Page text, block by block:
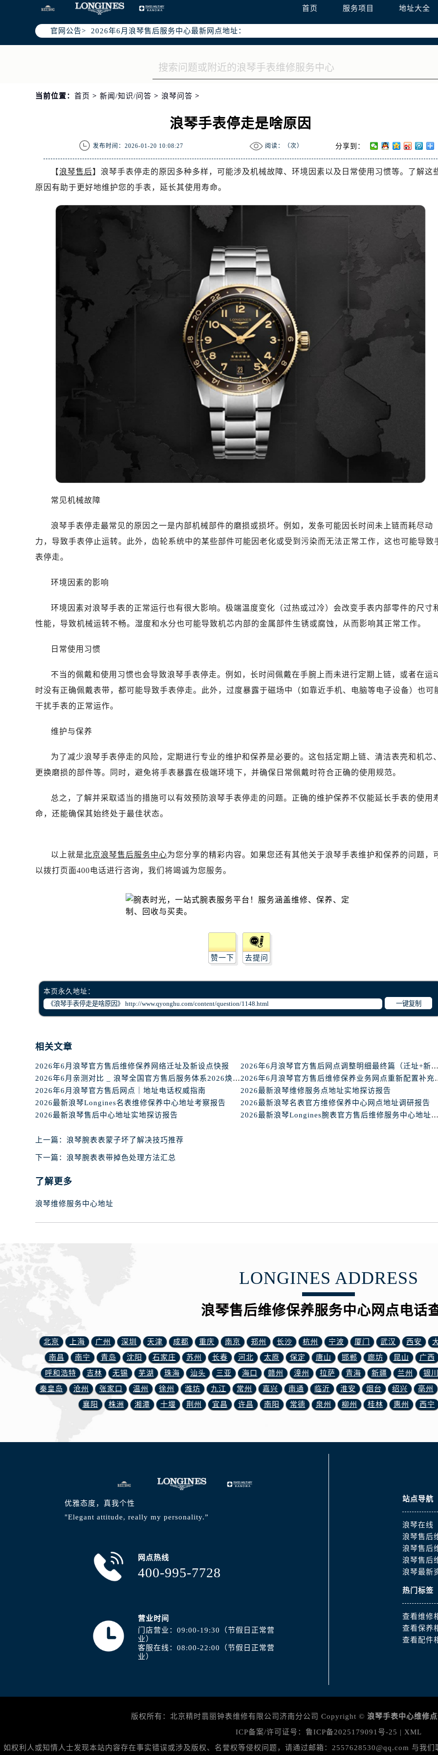
首页 服务项目 地址大全
官网公告>
2026年6月浪琴中国区售后服务网络优化升级公告
2026年6月浪琴全国官方售后客户服务热线：400-995-7728
2026年6月浪琴售后服务中心最新网点地址：
北京市东城区东长安街1号东方广场写字楼W3座6层602室（需提前预约）
天津市和平区赤峰道136号天津国际金融中心写字楼26层2603室（需提前预约）
上海市黄浦区南京东路299号宏伊国际广场写字楼8层806室（需提前预约）
常州市新北区龙锦路1590号现代传媒中心写字楼5号楼10层1008室（需提前预约）
徐州市鼓楼区淮海东路29号苏宁广场IFC国际金融中心写字楼35层3508室（需提前预约）
盐城市盐都区世纪大道5号盐城金融城写字楼1号楼16层1604室（需提前预约）
泰州市海陵区永定东路399号置地商务中心东塔写字楼（华润万象城）17层1706室（需提前预约）
杭州市上城区钱江路1366号华润大厦写字楼A座5层503-5室（需提前预约）
金华市金东区东市南街777号金华万达广场写字楼4号楼22层2209室（需提前预约）
嘉兴市南湖区广益路705号嘉兴世界贸易中心写字楼A座13层1304室（需提前预约）
南昌市红谷滩新区红谷中大道998号绿地双子塔（中央广场）A1座办公楼14层07室（需提前预约）
济南市历下区经十路11111号华润中心写字楼（万象城）15层1508室（需提前预约）
广州市天河区天河路230号万菱汇国际中心写字楼A塔7层704室（需提前预约）
广州市越秀区环市东路371-375号世界贸易中心大厦南塔写字楼15层07室（需提前预约）
深圳市罗湖区深南东路5001号华润大厦写字楼17层1701室（需提前预约）
惠州市惠城区江北文昌一路7号华贸大厦写字楼1座30层05室（需提前预约）
厦门市思明区湖滨东路95号华润大厦写字楼B座11层1104室（需提前预约）
成都市锦江区人民东路6号SAC东原中心写字楼24层2406B室（需提前预约）
重庆市江北区观音桥步行街2号融恒时代广场写字楼9层902室（需提前预约）
长沙市芙蓉区定王台街道建湘路393号世茂环球金融中心写字楼（芙蓉广场）10层13室（需提前预约）
郑州市二七区铭功路10号华润大厦写字楼29层2905室（需提前预约）
太原市迎泽区解放路15号亨得利名表服务中心（品牌授权店）3层整层（需提前预约）
沈阳市沈河区中街路137号亨得利名表服务中心（品牌授权店）1层整层（需提前预约）
沈阳市沈河区中街路83号亨得利名表服务中心（品牌授权店）1层整层（需提前预约）
乌鲁木齐市天山区红山路26号时代广场（CCMALL）C座17层17-B（需提前预约）
温州市鹿城区锦绣路1067号置信广场10层1015室（需提前预约）
大连市中山区人民路15号国际金融大厦7层G室（需提前预约）
佛山市禅城区季华五路57号万科金融中心C座12层1205室（需提前预约）
无锡市梁溪区人民中路139号恒隆广场写字楼1座11层1104室（需提前预约）
南通市崇川区工农路57号圆融广场写字楼16层1603室（需提前预约）
南宁市青秀区金湖路59号地王大厦12楼1224室（需提前预约）
泉州市丰泽区宝洲路729号浦西万达中心写字楼A座7楼709室（需提前预约）
青岛市南区山东路6号华润大厦B座22层04室（需提前预约）
长春市朝阳区西安大路727号中银大厦A座(旺进大厦)18层09室（需提前预约）
昆明市盘龙区北京路928号同德昆明广场写字楼10层06室（需提前预约）
石家庄市长安区中山东路39号勒泰中心写字楼B座13层07室（需提前预约）
西安市碑林区南关正街88号华侨城长安国际中心E座6楼10室（需提前预约）
唐山市路南区新华东道100号万达广场写字楼A座10层1002室（需提前预约）
黑龙江省大庆市萨尔图区会战大街浪琴售后服务中心（需提前预约）
黑龙江省鹤岗市向阳区红军路浪琴售后服务中心（需提前预约）
黑龙江省鸡西市鸡冠区红军路浪琴售后服务中心（需提前预约）
黑龙江省佳木斯市向阳区长安路浪琴售后服务中心（需提前预约）
黑龙江省齐齐哈尔市龙沙区龙华路浪琴售后服务中心（需提前预约）
黑龙江省双鸭山市尖山区新兴大街浪琴售后服务中心（需提前预约）
黑龙江省伊春市伊美区通河路浪琴售后服务中心（需提前预约）
吉林省白城市洮北区明仁南街浪琴售后服务中心（需提前预约）
吉林省吉林市船营区河南街浪琴售后服务中心（需提前预约）
吉林省辽源市龙山区人民大街浪琴售后服务中心（需提前预约）
吉林省梅河口市新华街道梅河大街浪琴售后服务中心（需提前预约）
吉林省通化市东昌区环通乡江南大街浪琴售后服务中心（需提前预约）
吉林省延边市延吉市解放路浪琴售后服务中心（需提前预约）
辽宁省丹东市振兴区七经街浪琴售后服务中心（需提前预约）
辽宁省抚顺市新抚区东一路浪琴售后服务中心（需提前预约）
辽宁省阜新市海州区解放大街浪琴售后服务中心（需提前预约）
辽宁省葫芦岛市连山区中央路浪琴售后服务中心（需提前预约）
辽宁省辽阳市白塔区新运大街浪琴售后服务中心（需提前预约）
辽宁省盘锦市兴隆台区石油大街浪琴售后服务中心（需提前预约）
北京市朝阳区建国门外大街甲6号华熙国际中心D座11层1102室浪琴售后服务中心（需提前预约）
内蒙古自治区巴彦淖尔市临河区新华街浪琴售后服务中心（需提前预约）
内蒙古自治区包头市青山区幸福路甲3号王府井百货名表维修浪琴售后服务中心（需提前预约）
内蒙古自治区赤峰市红山区哈达街浪琴售后服务中心（需提前预约）
内蒙古自治区通辽市科尔沁区明仁大街浪琴售后服务中心（需提前预约）
内蒙古自治区乌海市海勃湾区人民南路浪琴售后服务中心（需提前预约）
内蒙古自治区乌兰察布市集宁区恩和大街浪琴售后服务中心（需提前预约）
内蒙古自治区锡林郭勒盟市锡林浩特市光明街与额尔敦路交叉口浪琴售后服务中心（需提前预约）
内蒙古自治区兴安盟市乌兰浩特市兴安大街浪琴售后服务中心（需提前预约）
山西省晋中市榆次区顺城街浪琴售后服务中心（需提前预约）
山西省朔州市朔城区怡西路与鄯阳西街交汇处浪琴售后服务中心（需提前预约）
山西省忻州市忻府区和平东街与七一南路交叉口浪琴售后服务中心（需提前预约）
山西省太原市迎泽区迎泽街道解放路15号亨得利名表维修授权店3楼浪琴售后服务中心（需提前预约
天津市和平区赤峰道136号天津国际金融中心26层2603室浪琴售后服务中心（需提前预约）
安徽省安庆市迎江区人民路浪琴售后服务中心（需提前预约）
安徽省池州市贵池区长江路浪琴售后服务中心（需提前预约）
安徽省滁州市琅琊区南谯北路浪琴售后服务中心（需提前预约）
安徽省阜阳市颍州区颍州北路浪琴售后服务中心（需提前预约）
安徽省淮北市相山区淮海路浪琴售后服务中心（需提前预约）
安徽省马鞍山市雨山区湖南西路浪琴售后服务中心（需提前预约）
安徽省宿州市埇桥区人民中路浪琴售后服务中心（需提前预约）
安徽省铜陵市铜官区石城大道浪琴售后服务中心（需提前预约）
当前位置： 首页 > 新闻/知识/问答 > 浪琴问答 >
浪琴手表停走是啥原因
发布时间：2026-01-20 10:08:27 阅读：（次） 分享到：
【浪琴售后】浪琴手表停走的原因多种多样，可能涉及机械故障、环境因素以及日常使用习惯等。了解这
原因有助于更好地维护您的手表，延长其使用寿命。
常见机械故障
浪琴手表停走最常见的原因之一是内部机械部件的磨损或损坏。例如，发条可能因长时间未上链而耗尽动
力，导致手表停止运转。此外，齿轮系统中的某些部件可能因老化或受到污染而无法正常工作，这也可能导致
表停走。
环境因素的影响
环境因素对浪琴手表的正常运行也有很大影响。极端温度变化（过热或过冷）会改变手表内部零件的尺寸
性能，导致机械运转不畅。湿度和水分也可能导致机芯内部的金属部件生锈或腐蚀，从而影响其正常工作。
日常使用习惯
不当的佩戴和使用习惯也会导致浪琴手表停走。例如，长时间佩戴在手腕上而未进行定期上链，或者在运
时没有正确佩戴表带，都可能导致手表停走。此外，过度暴露于磁场中（如靠近手机、电脑等电子设备）也可
干扰手表的正常运作。
维护与保养
为了减少浪琴手表停走的风险，定期进行专业的维护和保养是必要的。这包括定期上链、清洁表壳和机芯、
更换磨损的部件等。同时，避免将手表暴露在极端环境下，并确保日常佩戴时符合正确的使用规范。
总之，了解并采取适当的措施可以有效预防浪琴手表停走的问题。正确的维护保养不仅能延长手表的使用
命，还能确保其始终处于最佳状态。
以上就是北京浪琴售后服务中心为您分享的精彩内容。如果您还有其他关于浪琴手表维护和保养的问题，
以拨打页面400电话进行咨询，我们将竭诚为您服务。
赞一下 去提问
本页永久地址：
一键复制
相关文章
2026年6月浪琴官方售后维修保养网络迁址及新设点快报
2026年6月浪琴官方售后网点调整明细最终篇（迁址+新开业）
2026年6月亲测对比 _ 浪琴全国官方售后服务体系2026焕新升级公告
2026年6月浪琴官方
2026年6月浪琴官方售后网点｜地址电话权威指南
2026最新浪琴维修服务点地址实地探访报告
2026最新浪琴Longines名表维修保养中心地址考察报告
2026最新浪琴名表官方维修保养中心网点地址调研报告
2026最新浪琴售后中心地址实地探访报告
2026最新浪琴Longines腕表官方售后维修服务中心地址调研报告
上一篇： 浪琴腕表表蒙子坏了解决技巧推荐
下一篇： 浪琴腕表表带掉色处理方法汇总
了解更多
浪琴维修服务中心地址
LONGINES ADDRESS
浪琴售后维修保养服务中心网点电话
北京 上海 广州 深圳 天津 成都 重庆 南京 郑州 长沙 杭州 宁波 厦门 武汉 西安
南昌
南宁 青岛 沈阳 石家庄 苏州 长春 河北 太原 保定 唐山 邯郸 廊坊 昆山 广西
呼和浩特
吉林 无锡 芜湖 珠海 汕头 三亚 海口 赣州 漳州 拉萨 青海 新疆 兰州 银川
秦皇岛
沧州 张家口 温州 徐州 潍坊 九江 常州 嘉兴 南通 临沂 淮安 烟台 绍兴 亳州
襄阳
株洲 湘潭 十堰 荆州 宜昌 许昌 南阳 常德 泉州 柳州 桂林 惠州 西宁
优雅态度，真我个性
"Elegant attitude, really my personality.”
网点热线
400-995-7728
营业时间
门店营业：09:00-19:30（节假日正常营
业）
客服在线：08:00-22:00（节假日正常营
业）
站点导航
浪琴在线
浪琴售后
浪琴售后
浪琴售后
浪琴最新
热门标签
查看维修
查看保养
查看配件
版权所有：北京精时翡丽钟表维修有限公司济南分公司 Copyright © 浪琴手表中心维修
ICP备案/许可证号： 鲁ICP备2025179091号-25 | XML
如权利人或知情人士发现本站内容存在事实错误或涉及版权、名誉权等侵权问题，请通过邮箱：2557628530@qq.com 与我